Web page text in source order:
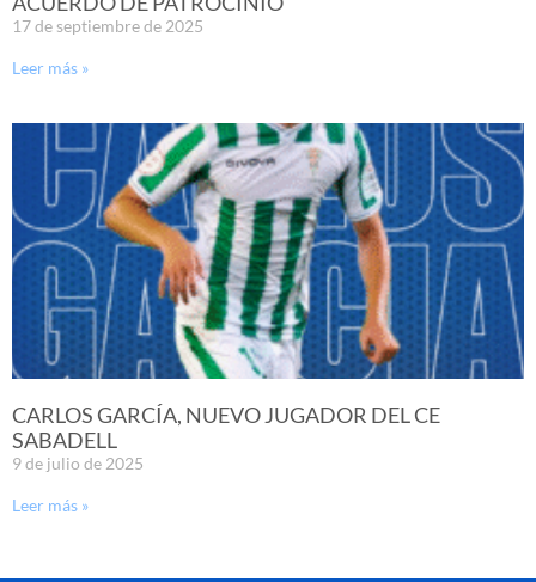
17 de septiembre de 2025
Leer más »
CARLOS GARCÍA, NUEVO JUGADOR DEL CE
SABADELL
9 de julio de 2025
Leer más »